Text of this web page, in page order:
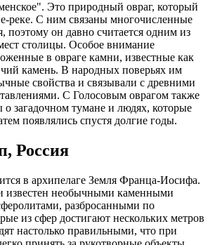
Это природный овраг, который
реке. С ним связаны многочисленные
поэтому он давно считается одним из
столицы. Особое внимание
в овраге камни, известные как
камень. В народных поверьях им
свойства и связывали с древними
С Голосовым оврагом также
о загадочном тумане и людях, которые
появлялись спустя долгие годы.
Россия
в архипелаге Земля Франца-Иосифа.
известен необычными каменными
разбросанными по
из сфер достигают нескольких метров
настолько правильными, что при